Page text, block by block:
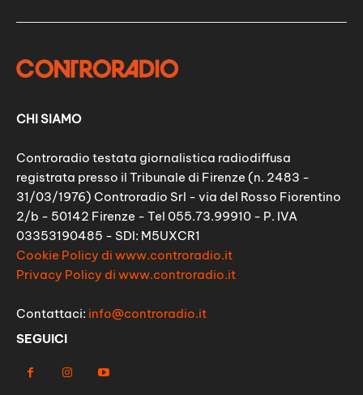
CHI SIAMO
Controradio testata giornalistica radiodiffusa
registrata presso il Tribunale di Firenze (n. 2483 -
31/03/1976) Controradio Srl - via del Rosso Fiorentino
2/b - 50142 Firenze - Tel 055.73.99910 - P. IVA
03353190485 - SDI: M5UXCR1
Cookie Policy di www.controradio.it
Privacy Policy di www.controradio.it
Contattaci: info@controradio.it
SEGUICI